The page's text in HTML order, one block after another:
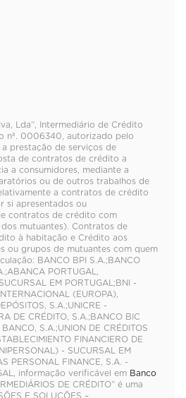
Lda”, Intermediário de Crédito
nº. 0006340, autorizado pelo
prestação de serviços de
de contratos de crédito a
a consumidores, mediante a
ou de outros trabalhos de
a contratos de crédito
si apresentados ou
contratos de crédito com
mutuantes). Contratos de
à habitação e Crédito aos
ou grupos de mutuantes com quem
BANCO BPI S.A.;BANCO
PORTUGAL,
EM PORTUGAL;BNI -
(EUROPA),
S.A.;UNICRE -
DE CRÉDITO, S.A.;BANCO BIC
S.A.;UNION DE CRÉDITOS
FINANCIERO DE
- SUCURSAL EM
PERSONAL FINANCE, S.A. -
informação verificável em Banco
DE CRÉDITO” é uma
E SOLUÇÕES –